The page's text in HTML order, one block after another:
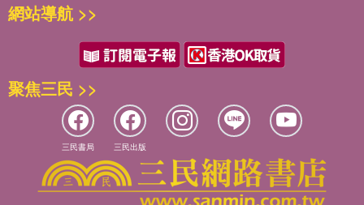
網站導航 >>
聚焦三民 >>
三民書局 三民出版